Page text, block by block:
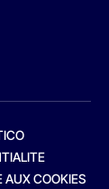
AUX COOKIES